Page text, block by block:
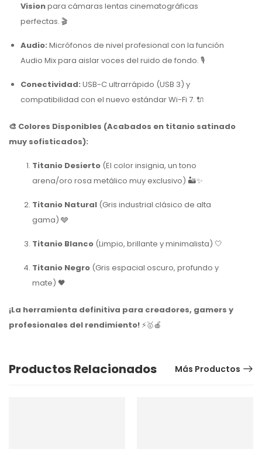
Visionpara cámaras lentas cinematográficas
perfectas. 🎬
Audio: Micrófonos de nivel profesional con la función
Audio Mixpara aislar voces del ruido de fondo. 🎙️
Conectividad: USB-C ultrarrápido (USB 3) y
compatibilidad con el nuevo estándar Wi-Fi 7. 🔌
🎨 Colores Disponibles (Acabados en titanio satinado
muy sofisticados):
Titanio Desierto (El color insignia, un tono
arena/oro rosa metálico muy exclusivo) 🏜️✨
Titanio Natural (Gris industrial clásico de alta
gama) 🩶
Titanio Blanco (Limpio, brillante y minimalista) 🤍
Titanio Negro (Gris espacial oscuro, profundo y
mate) 🖤
¡La herramienta definitiva para creadores, gamers y
profesionales del rendimiento! ⚡🥇🍎
Productos Relacionados Más Productos